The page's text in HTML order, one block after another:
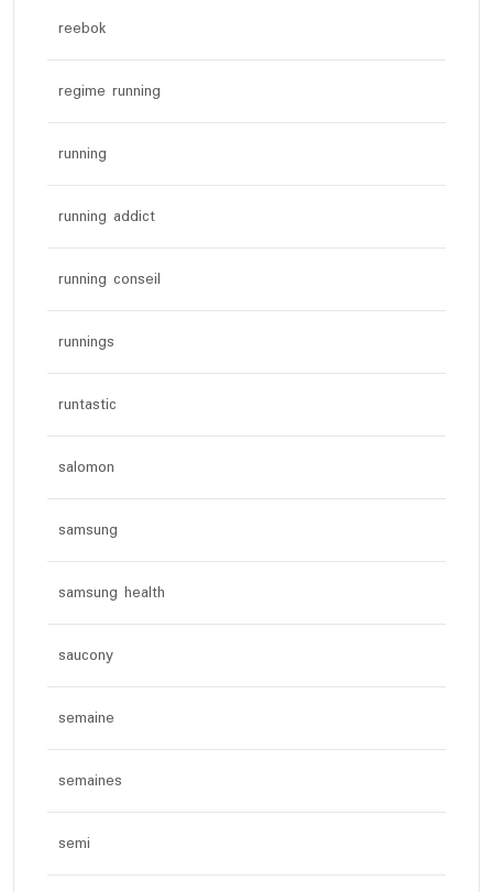
reebok
regime running
running
running addict
running conseil
runnings
runtastic
salomon
samsung
samsung health
saucony
semaine
semaines
semi